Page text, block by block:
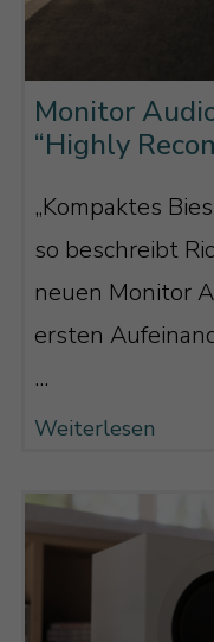
Monitor
“Highly
„Kompaktes
so beschreibt
neuen Monitor
ersten
...
Weiterlesen